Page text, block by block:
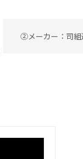
②メーカー：司組